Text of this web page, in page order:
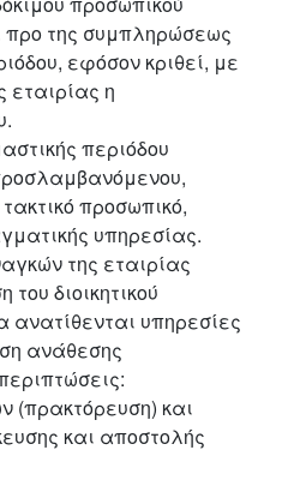
προ της συμπληρώσεως
εφόσον κριθεί, με
εταιρίας η
περιόδου
προσωπικό,
υπηρεσίας.
της εταιρίας
διοικητικού
ανατίθενται υπηρεσίες
ανάθεσης
(πρακτόρευση) και
και αποστολής